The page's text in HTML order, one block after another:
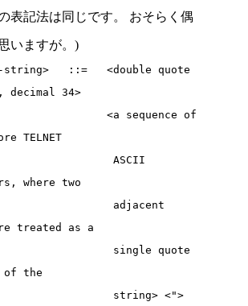
表記法は同じです。 おそらく偶
いますが。)
string>   ::=   <double quote
decimal 34>
<a sequence of
TELNET
ASCII
where two
adjacent
treated as a
single quote
of the
string> <">